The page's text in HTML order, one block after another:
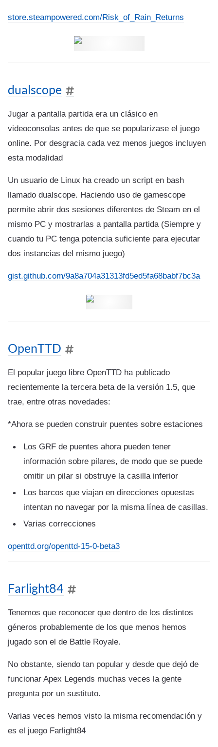
store.steampowered.com/Risk_of_Rain_Returns
dualscope
Jugar a pantalla partida era un clásico en
videoconsolas antes de que se popularizase el juego
online. Por desgracia cada vez menos juegos incluyen
esta modalidad
Un usuario de Linux ha creado un script en bash
llamado dualscope. Haciendo uso de gamescope
permite abrir dos sesiones diferentes de Steam en el
mismo PC y mostrarlas a pantalla partida (Siempre y
cuando tu PC tenga potencia suficiente para ejecutar
dos instancias del mismo juego)
gist.github.com/9a8a704a31313fd5ed5fa68babf7bc3a
OpenTTD
El popular juego libre OpenTTD ha publicado
recientemente la tercera beta de la versión 1.5, que
trae, entre otras novedades:
*Ahora se pueden construir puentes sobre estaciones
Los GRF de puentes ahora pueden tener
información sobre pilares, de modo que se puede
omitir un pilar si obstruye la casilla inferior
Los barcos que viajan en direcciones opuestas
intentan no navegar por la misma línea de casillas.
Varias correcciones
openttd.org/openttd-15-0-beta3
Farlight84
Tenemos que reconocer que dentro de los distintos
géneros probablemente de los que menos hemos
jugado son el de Battle Royale.
No obstante, siendo tan popular y desde que dejó de
funcionar Apex Legends muchas veces la gente
pregunta por un sustituto.
Varias veces hemos visto la misma recomendación y
es el juego Farlight84